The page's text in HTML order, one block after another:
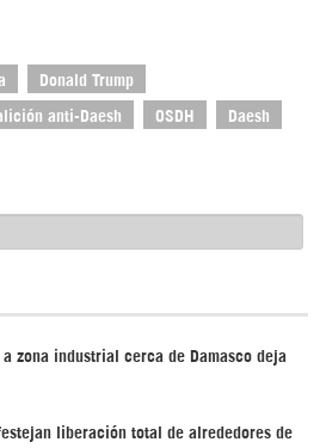
Donald Trump
anti-Daesh OSDH Daesh
zona industrial cerca de Damasco deja
liberación total de alrededores de